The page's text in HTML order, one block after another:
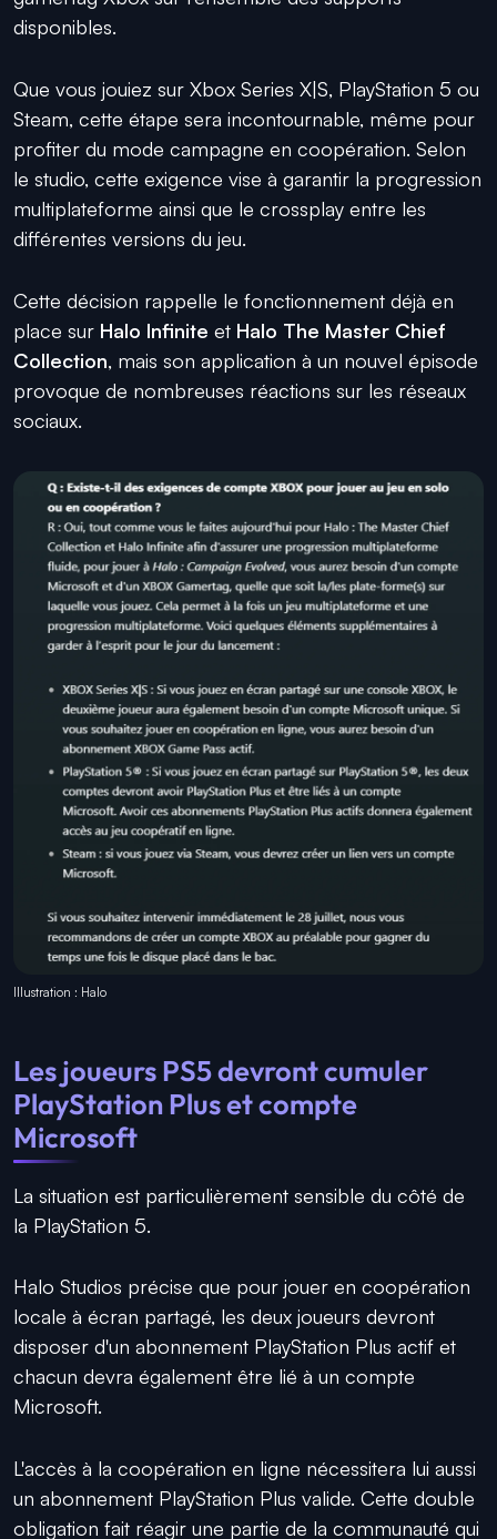
disponibles.
Que vous jouiez sur Xbox Series X|S, PlayStation 5 ou
Steam, cette étape sera incontournable, même pour
profiter du mode campagne en coopération. Selon
le studio, cette exigence vise à garantir la progression
multiplateforme ainsi que le crossplay entre les
différentes versions du jeu.
Cette décision rappelle le fonctionnement déjà en
place sur Halo Infinite et Halo The Master Chief
Collection, mais son application à un nouvel épisode
provoque de nombreuses réactions sur les réseaux
sociaux.
Illustration : Halo
Les joueurs PS5 devront cumuler
PlayStation Plus et compte
Microsoft
La situation est particulièrement sensible du côté de
la PlayStation 5.
Halo Studios précise que pour jouer en coopération
locale à écran partagé, les deux joueurs devront
disposer d'un abonnement PlayStation Plus actif et
chacun devra également être lié à un compte
Microsoft.
L'accès à la coopération en ligne nécessitera lui aussi
un abonnement PlayStation Plus valide. Cette double
obligation fait réagir une partie de la communauté qui